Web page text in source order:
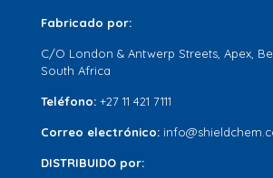
Fabricado por:
C/O London & Antwerp Streets, Apex,
South Africa
Teléfono: +27 11 421 7111
Correo electrónico:
DISTRIBUIDO por: